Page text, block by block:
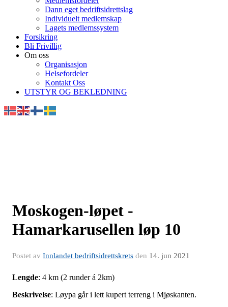
Dann eget bedriftsidrettslag
Individuelt medlemskap
Lagets medlemssystem
Forsikring
Bli Frivillig
Om oss
Organisasjon
Helsefordeler
Kontakt Oss
UTSTYR OG BEKLEDNING
Moskogen-løpet -
Hamarkarusellen løp 10
Postet av Innlandet bedriftsidrettskrets den 14. jun 2021
Lengde: 4 km (2 runder á 2km)
Beskrivelse: Løypa går i lett kupert terreng i Mjøskanten.